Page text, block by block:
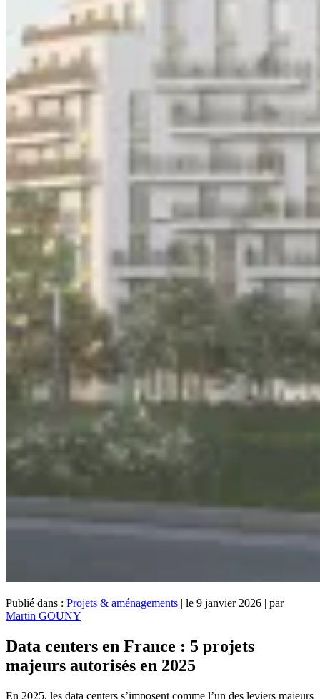
Publié dans : Projets & aménagements | le 9 janvier 2026 | par
Martin GOUNY
Data centers en France : 5 projets
majeurs autorisés en 2025
En 2025, les data centers s’imposent comme l’un des leviers majeurs